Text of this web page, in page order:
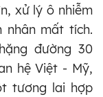
xử lý ô nhiễm
nhân mất tích.
đường 30
hệ Việt - Mỹ,
tương lai hợp